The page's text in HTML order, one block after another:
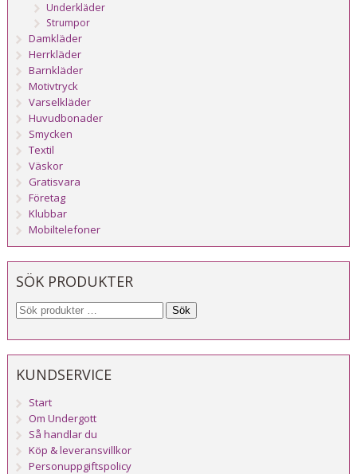
Underkläder
Strumpor
Damkläder
Herrkläder
Barnkläder
Motivtryck
Varselkläder
Huvudbonader
Smycken
Textil
Väskor
Gratisvara
Företag
Klubbar
Mobiltelefoner
SÖK PRODUKTER
Sök
KUNDSERVICE
Start
Om Undergott
Så handlar du
Köp & leveransvillkor
Personuppgiftspolicy